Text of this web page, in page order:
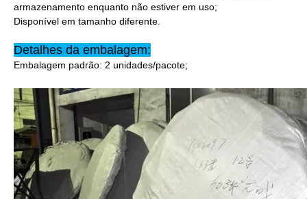
armazenamento enquanto não estiver em uso;
Disponível em tamanho diferente.
Detalhes da embalagem:
Embalagem padrão: 2 unidades/pacote;